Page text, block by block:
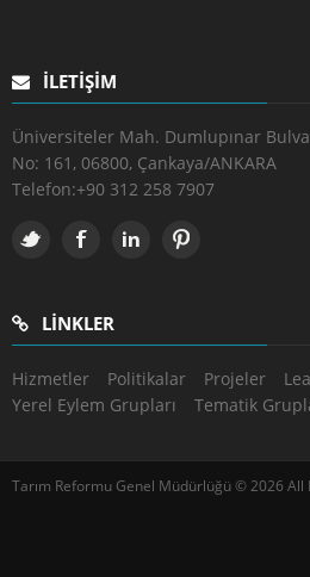
İLETIŞIM
Üniversiteler Mah. Dumlupınar
No: 161, 06800, Çankaya/ANKARA
Telefon:+90 312 258 7907
LINKLER
Hizmetler Politikalar Projeler
Yerel Eylem Grupları
Tematik
Tarım Reformu Genel Müdürlüğü © 2026 All